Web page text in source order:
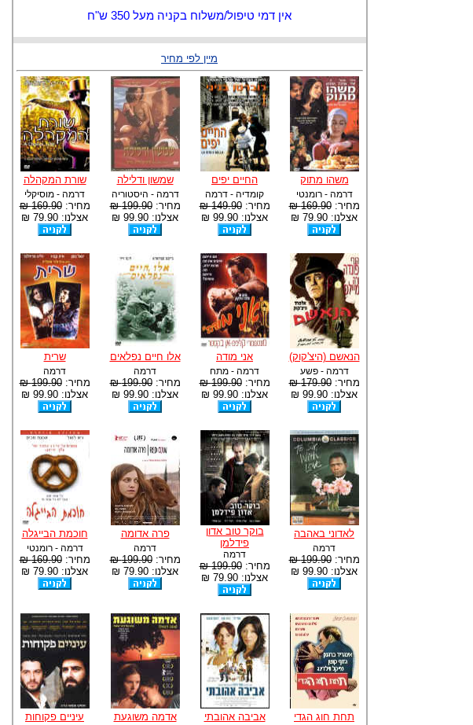
אין דמי טיפול/משלוח בקניה מעל 350 ש"ח
מיין לפי מחיר
משהו מתוק
דרמה - רומנטי
מחיר:169.90 ₪
אצלנו: 79.90 ₪
החיים יפים
קומדיה - דרמה
מחיר:149.90 ₪
אצלנו: 99.90 ₪
שמשון ודלילה
דרמה - היסטוריה
מחיר:199.90 ₪
אצלנו: 99.90 ₪
שורת המקהלה
דרמה - מוסיקלי
מחיר:169.90 ₪
אצלנו: 79.90 ₪
הנאשם (היצ'קוק)
דרמה - פשע
מחיר:179.90 ₪
אצלנו: 99.90 ₪
אני מודה
דרמה - מתח
מחיר:199.90 ₪
אצלנו: 99.90 ₪
אלו חיים נפלאים
דרמה
מחיר:199.90 ₪
אצלנו: 99.90 ₪
שרית
דרמה
מחיר:199.90 ₪
אצלנו: 99.90 ₪
לאדוני באהבה
דרמה
מחיר:199.90 ₪
אצלנו: 99.90 ₪
בוקר טוב אדון
פידלמן
דרמה
מחיר:199.90 ₪
אצלנו: 79.90 ₪
פרה אדומה
דרמה
מחיר:199.90 ₪
אצלנו: 79.90 ₪
חוכמת הבייגלה
דרמה - רומנטי
מחיר:169.90 ₪
אצלנו: 79.90 ₪
תחת חוג הגדי אביבה אהובתי אדמה משוגעת עיניים פקוחות